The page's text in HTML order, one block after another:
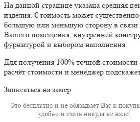
На данной странице указана средняя
изделия. Стоимость может существенно
большую или меньшую сторону в связи
Вашего помещения, внутренней
фурнитурой и выбором наполнения.
Для получения 100% точной стоимости
расчёт стоимости и менеджер
Записаться на замер
Это бесплатно и не обязывает Вас к
удобно и ехать никуда не надо!